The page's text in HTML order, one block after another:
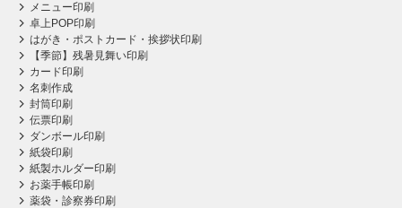
メニュー印刷
卓上POP印刷
はがき・ポストカード・挨拶状印刷
【季節】残暑見舞い印刷
カード印刷
名刺作成
封筒印刷
伝票印刷
ダンボール印刷
紙袋印刷
紙製ホルダー印刷
お薬手帳印刷
薬袋・診察券印刷